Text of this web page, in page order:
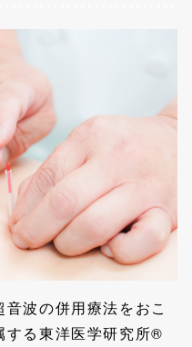
波の併用療法をおこ
する東洋医学研究所®